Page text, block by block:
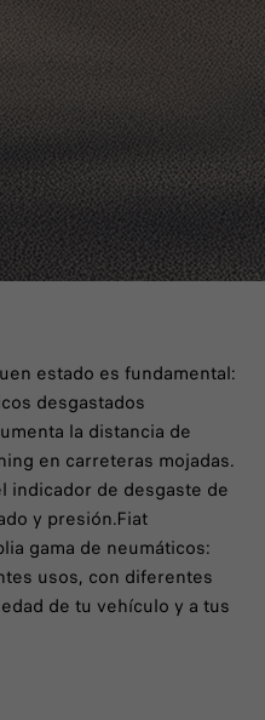
estado es fundamental:
desgastados
la distancia de
en carreteras mojadas.
indicador de desgaste de
y presión.Fiat
gama de neumáticos:
usos, con diferentes
de tu vehículo y a tus